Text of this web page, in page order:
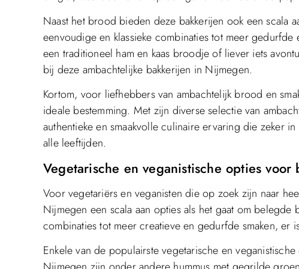
Naast het brood bieden deze bakkerijen ook een scala
eenvoudige en klassieke combinaties tot meer
een traditioneel ham en kaas broodje of liever iets
bij deze ambachtelijke bakkerijen in Nijmegen.
Kortom, voor liefhebbers van ambachtelijk brood en
ideale bestemming. Met zijn diverse selectie van
authentieke en smaakvolle culinaire ervaring die zeker
alle leeftijden.
Vegetarische en veganistische opties
Voor vegetariërs en veganisten die op zoek zijn naar
Nijmegen een scala aan opties als het gaat om belegde
combinaties tot meer creatieve en gedurfde smaken, er
Enkele van de populairste vegetarische en